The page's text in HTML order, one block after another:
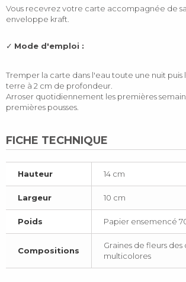
Vous recevrez votre carte accompagnée de
enveloppe kraft.
✓ Mode d'emploi :
Tremper la carte dans l'eau toute une nuit puis
terre à 2 cm de profondeur.
Arroser quotidiennement les premières
premières pousses.
FICHE TECHNIQUE
Hauteur 14 cm
Largeur 10 cm
Poids Papier ensemencé
Compositions
Graines de fleurs des
multicolores